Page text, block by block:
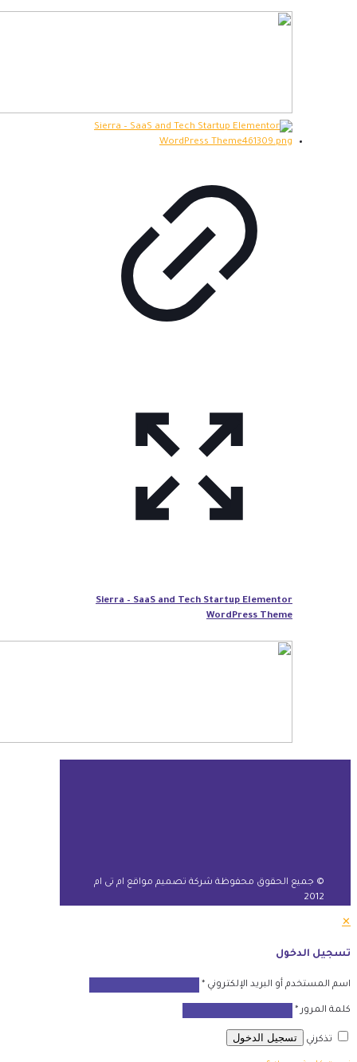
Sierra – SaaS and Tech Startup Elementor
WordPress Theme
© جميع الحقوق محفوظة شركة تصميم مواقع ام تى ام
2012
✕
تسجيل الدخول
اسم المستخدم أو البريد الإلكتروني *
كلمة المرور *
تذكرني تسجيل الدخول